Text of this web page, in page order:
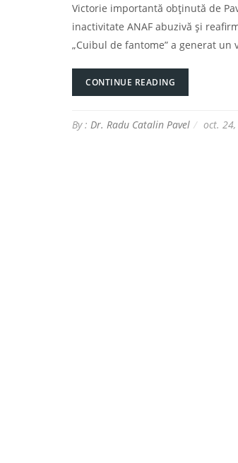
Victorie importantă obținută de
inactivitate ANAF abuzivă și
„Cuibul de fantome” a generat
CONTINUE READING
By : Dr. Radu Catalin Pavel oct.